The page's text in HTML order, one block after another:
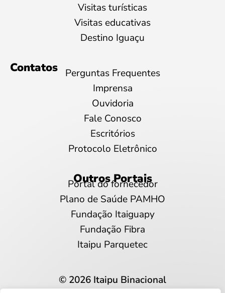
Visitas turísticas
Visitas educativas
Destino Iguaçu
Contatos
Perguntas Frequentes
Imprensa
Ouvidoria
Fale Conosco
Escritórios
Protocolo Eletrônico
Outros Portais
Portal do fornecedor
Plano de Saúde PAMHO
Fundação Itaiguapy
Fundação Fibra
Itaipu Parquetec
© 2026 Itaipu Binacional